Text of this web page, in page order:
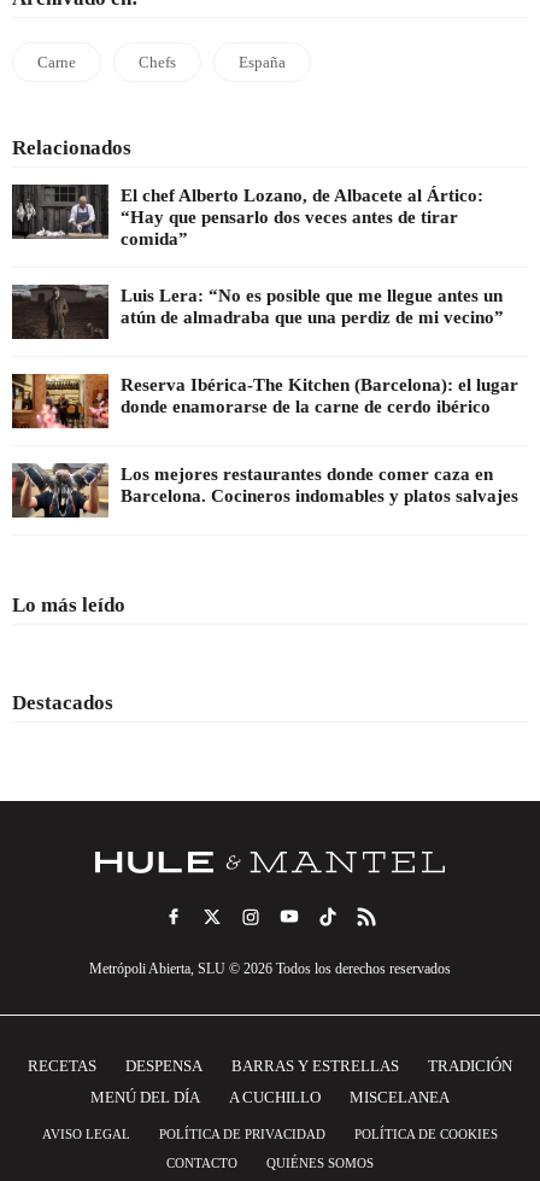
Carne Chefs España
Relacionados
El chef Alberto Lozano, de Albacete al Ártico:
“Hay que pensarlo dos veces antes de tirar
comida”
Luis Lera: “No es posible que me llegue antes un
atún de almadraba que una perdiz de mi vecino”
Reserva Ibérica-The Kitchen (Barcelona): el lugar
donde enamorarse de la carne de cerdo ibérico
Los mejores restaurantes donde comer caza en
Barcelona. Cocineros indomables y platos salvajes
Lo más leído
Destacados
Metrópoli Abierta, SLU © 2026 Todos los derechos reservados
RECETAS DESPENSA BARRAS Y ESTRELLAS
TRADICIÓN
MENÚ DEL DÍA
A CUCHILLO MISCELANEA
AVISO LEGAL POLÍTICA DE PRIVACIDAD
POLÍTICA DE COOKIES
CONTACTO
QUIÉNES SOMOS